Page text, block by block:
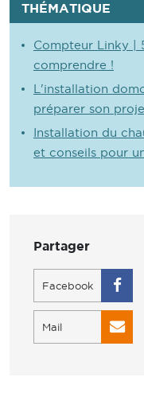
THÉMATIQUE
Compteur Linky |
comprendre !
L'installation
préparer son
Installation du
et conseils pour
Partager
Facebook
Mail